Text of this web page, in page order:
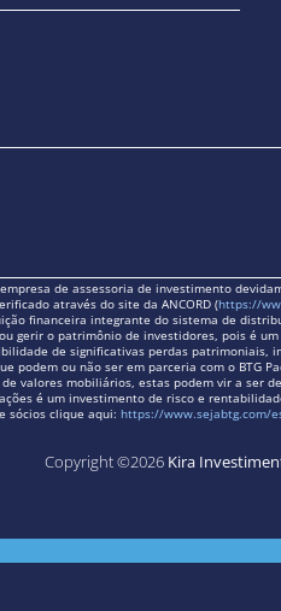
de assessoria de investimento
através do site da ANCORD (https://
financeira integrante do sistema de
gerir o patrimônio de investidores, pois é
de significativas perdas
ou não ser em parceria com o BTG
valores mobiliários, estas podem vir a ser
é um investimento de risco e
sócios clique aqui: https://www.sejabtg.com/
Copyright ©2026Kira